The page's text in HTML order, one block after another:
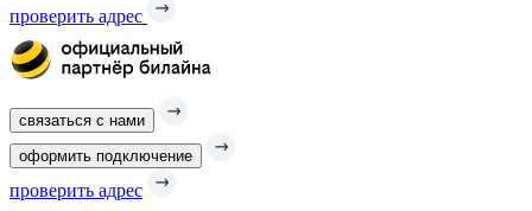
проверить адрес
связаться с нами
оформить подключение
проверить адрес